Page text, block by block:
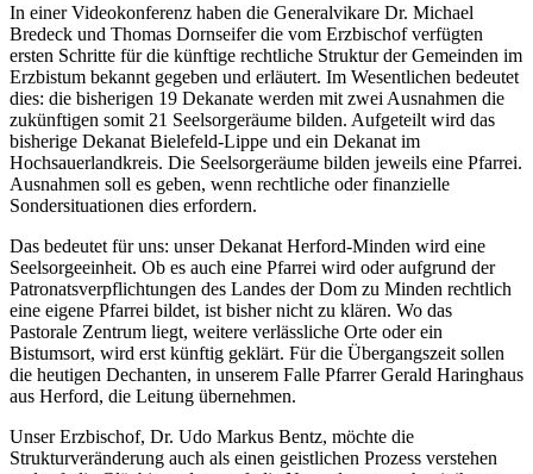
In einer Videokonferenz haben die Generalvikare Dr. Michael
Bredeck und Thomas Dornseifer die vom Erzbischof verfügten
ersten Schritte für die künftige rechtliche Struktur der Gemeinden im
Erzbistum bekannt gegeben und erläutert. Im Wesentlichen bedeutet
dies: die bisherigen 19 Dekanate werden mit zwei Ausnahmen die
zukünftigen somit 21 Seelsorgeräume bilden. Aufgeteilt wird das
bisherige Dekanat Bielefeld-Lippe und ein Dekanat im
Hochsauerlandkreis. Die Seelsorgeräume bilden jeweils eine Pfarrei.
Ausnahmen soll es geben, wenn rechtliche oder finanzielle
Sondersituationen dies erfordern.
Das bedeutet für uns: unser Dekanat Herford-Minden wird eine
Seelsorgeeinheit. Ob es auch eine Pfarrei wird oder aufgrund der
Patronatsverpflichtungen des Landes der Dom zu Minden rechtlich
eine eigene Pfarrei bildet, ist bisher nicht zu klären. Wo das
Pastorale Zentrum liegt, weitere verlässliche Orte oder ein
Bistumsort, wird erst künftig geklärt. Für die Übergangszeit sollen
die heutigen Dechanten, in unserem Falle Pfarrer Gerald Haringhaus
aus Herford, die Leitung übernehmen.
Unser Erzbischof, Dr. Udo Markus Bentz, möchte die
Strukturveränderung auch als einen geistlichen Prozess verstehen